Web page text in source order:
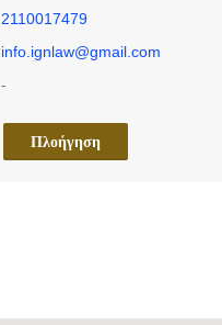
2110017479
info.ignlaw@gmail.com
-
Πλοήγηση